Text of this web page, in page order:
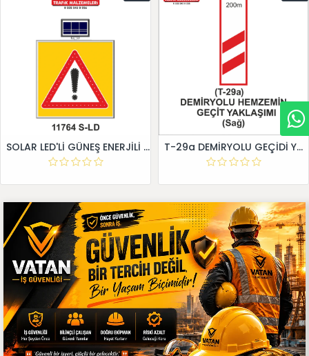
SOLAR LED'Lİ GÜNEŞ ENERJİLİ LEVHA T-29a DEMİRYOLU GEÇİDİ YAKLAŞIM LEVHALARI (Sağ)